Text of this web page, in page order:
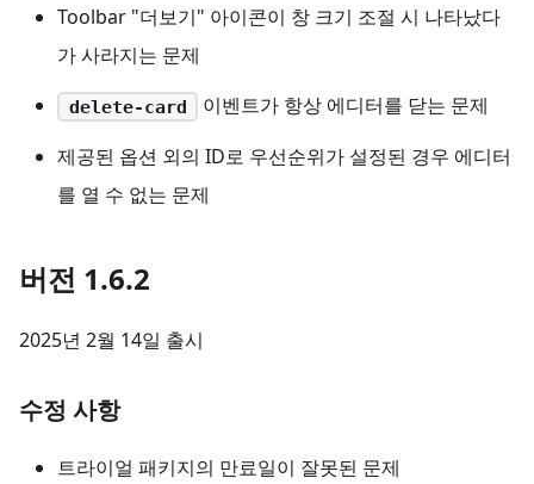
Toolbar "더보기" 아이콘이 창 크기 조절 시 나타났다
가 사라지는 문제
delete-card
이벤트가 항상 에디터를 닫는 문제
제공된 옵션 외의 ID로 우선순위가 설정된 경우 에디터
를 열 수 없는 문제
버전 1.6.2
2025년 2월 14일 출시
수정 사항
트라이얼 패키지의 만료일이 잘못된 문제